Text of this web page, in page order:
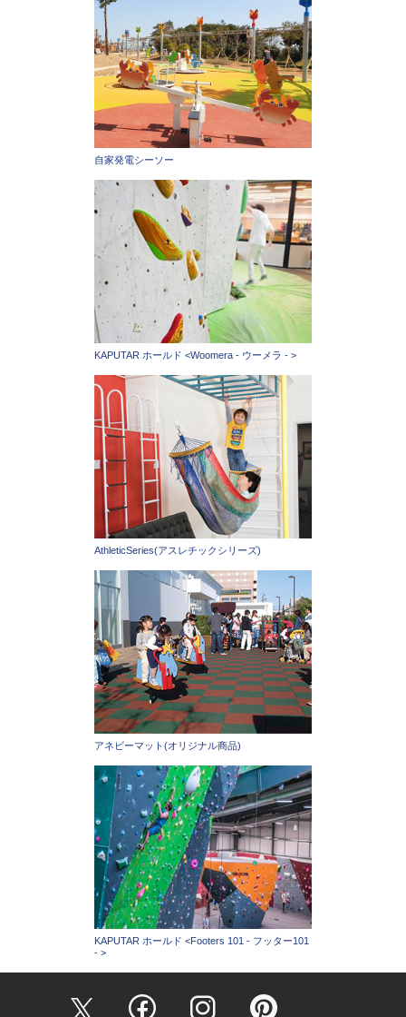
自家発電シーソー
KAPUTAR ホールド <Woomera - ウーメラ - >
AthleticSeries(アスレチックシリーズ)
アネビーマット(オリジナル商品)
KAPUTAR ホールド <Footers 101 - フッター101
- >